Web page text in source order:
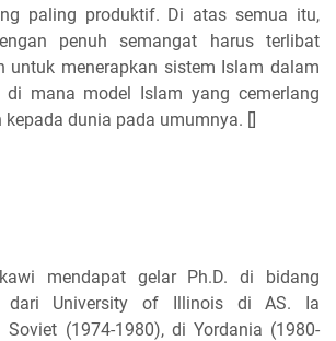
paling produktif. Di atas semua itu,
penuh semangat harus terlibat
untuk menerapkan sistem Islam dalam
di mana model Islam yang cemerlang
dunia pada umumnya. []
mendapat gelar Ph.D. di bidang
dari University of Illinois di AS. Ia
Soviet (1974-1980), di Yordania (1980-